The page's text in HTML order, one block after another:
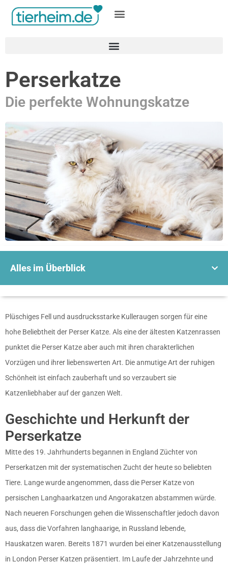
Perserkatze
Die perfekte Wohnungskatze
Alles im Überblick
Plüschiges Fell und ausdrucksstarke Kulleraugen sorgen für eine
hohe Beliebtheit der Perser Katze. Als eine der ältesten Katzenrassen
punktet die Perser Katze aber auch mit ihren charakterlichen
Vorzügen und ihrer liebenswerten Art. Die anmutige Art der ruhigen
Schönheit ist einfach zauberhaft und so verzaubert sie
Katzenliebhaber auf der ganzen Welt.
Geschichte und Herkunft der
Perserkatze
Mitte des 19. Jahrhunderts begannen in England Züchter von
Perserkatzen mit der systematischen Zucht der heute so beliebten
Tiere. Lange wurde angenommen, dass die Perser Katze von
persischen Langhaarkatzen und Angorakatzen abstammen würde.
Nach neueren Forschungen gehen die Wissenschaftler jedoch davon
aus, dass die Vorfahren langhaarige, in Russland lebende,
Hauskatzen waren. Bereits 1871 wurden bei einer Katzenausstellung
in London Perser Katzen präsentiert. Im Laufe der Jahrzehnte und